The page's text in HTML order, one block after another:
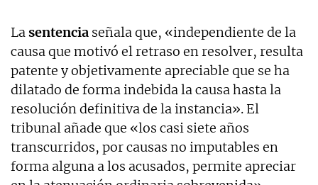
Lasentencia señala que, «independiente de la
causa que motivó el retraso en resolver, resulta
patente y objetivamente apreciable que se ha
dilatado de forma indebida la causa hasta la
resolución definitiva de la instancia». El
tribunal añade que «los casi siete años
transcurridos, por causas no imputables en
forma alguna a los acusados, permite apreciar